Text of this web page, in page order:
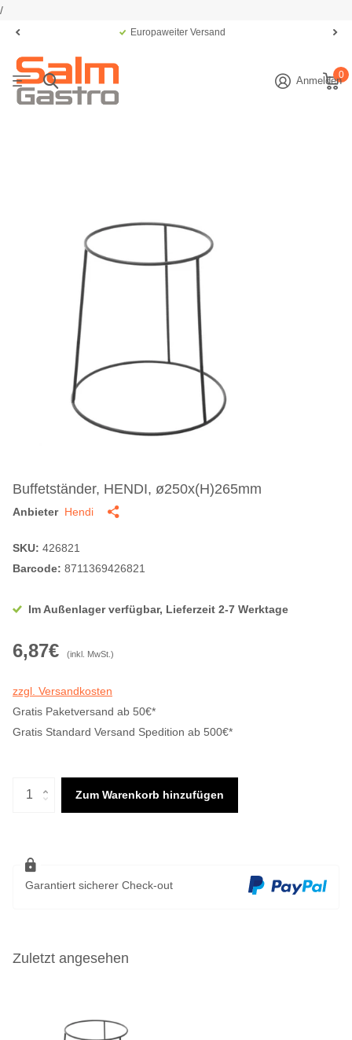
/
Europaweiter Versand
Anmelden0
Buffetständer, HENDI, ø250x(H)265mm
Anbieter Hendi
SKU: 426821
Barcode: 8711369426821
Im Außenlager verfügbar, Lieferzeit 2-7 Werktage
6,87€ (inkl. MwSt.)
zzgl. Versandkosten
Gratis Paketversand ab 50€*
Gratis Standard Versand Spedition ab 500€*
Zum Warenkorb hinzufügen
Garantiert sicherer Check-out
Zuletzt angesehen